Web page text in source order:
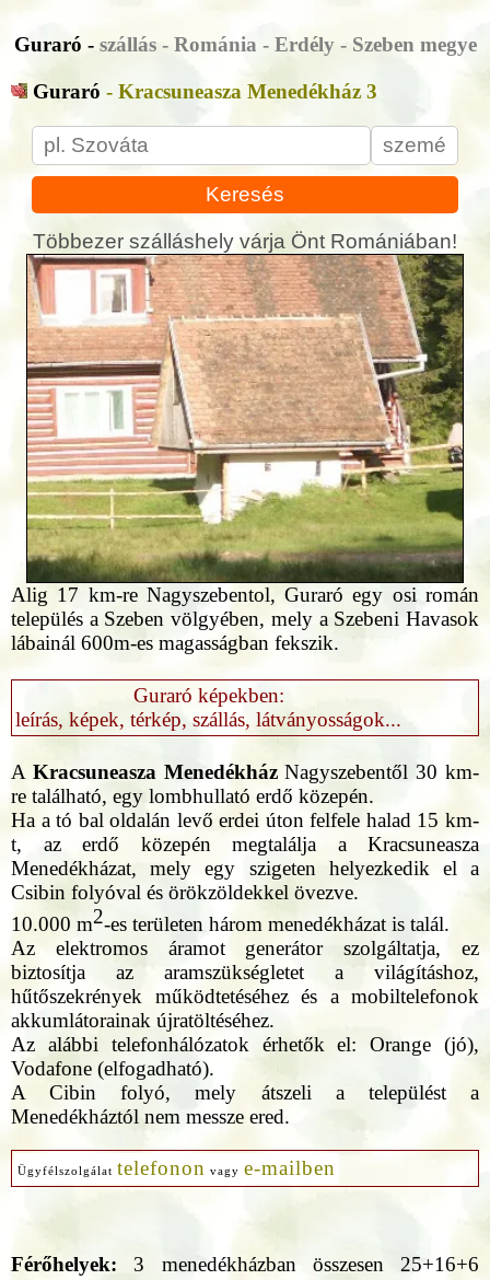
Guraró - szállás - Románia - Erdély - Szeben megye
Guraró - Kracsuneasza Menedékház 3
Keresés
Többezer szálláshely várja Önt Romániában!
Alig 17 km-re Nagyszebentol, Guraró egy osi román
település a Szeben völgyében, mely a Szebeni Havasok
lábainál 600m-es magasságban fekszik.
Guraró képekben:
leírás, képek, térkép, szállás, látványosságok...
A Kracsuneasza MenedékházNagyszebentől 30 km-
re található, egy lombhullató erdő közepén.
Ha a tó bal oldalán levő erdei úton felfele halad 15 km-
t, az erdő közepén megtalálja a Kracsuneasza
Menedékházat, mely egy szigeten helyezkedik el a
Csibin folyóval és örökzöldekkel övezve.
10.000 m2-es területen három menedékházat is talál.
Az elektromos áramot generátor szolgáltatja, ez
biztosítja az aramszükségletet a világításhoz,
hűtőszekrények működtetéséhez és a mobiltelefonok
akkumlátorainak újratöltéséhez.
Az alábbi telefonhálózatok érhetők el: Orange (jó),
Vodafone (elfogadható).
A Cibin folyó, mely átszeli a települést a
Menedékháztól nem messze ered.
Ügyfélszolgálat telefonon vagy e-mailben
Férőhelyek: 3 menedékházban összesen 25+16+6